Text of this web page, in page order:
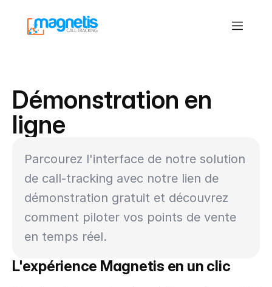
Démonstration en
ligne
Parcourez l'interface de notre solution
de call-tracking avec notre lien de
démonstration gratuit et découvrez
comment piloter vos points de vente
en temps réel.
L'expérience Magnetis en un clic